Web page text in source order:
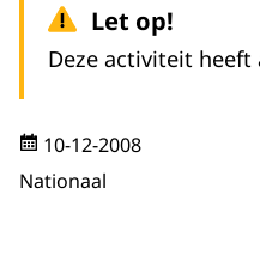
Let op!
Deze activiteit heeft
10-12-2008
Nationaal